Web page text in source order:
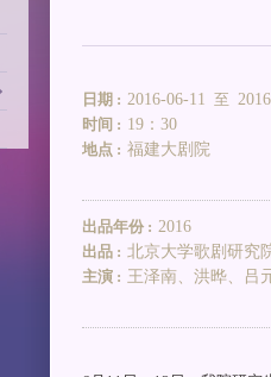
日期 : 2016-06-11 至
时间 : 19：30
地点 : 福建大剧院
出品年份 : 2016
出品 : 北京大学歌剧研究
主演 : 王泽南、洪晔、吕